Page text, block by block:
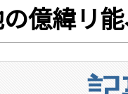
の億緯リ